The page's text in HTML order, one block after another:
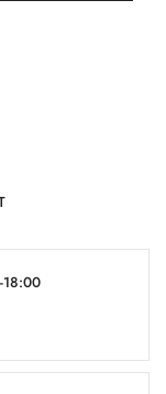
18:00